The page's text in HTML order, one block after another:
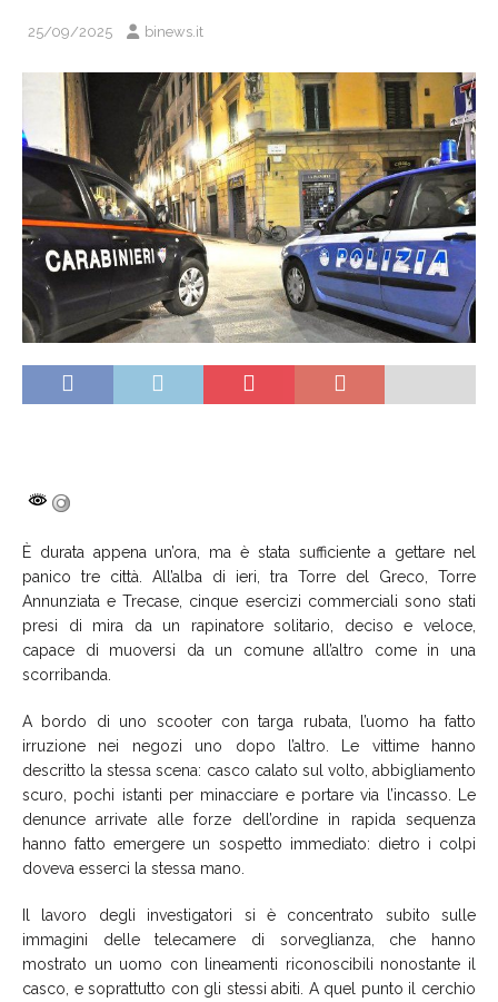
25/09/2025 binews.it
È durata appena un’ora, ma è stata sufficiente a gettare nel
panico tre città. All’alba di ieri, tra Torre del Greco, Torre
Annunziata e Trecase, cinque esercizi commerciali sono stati
presi di mira da un rapinatore solitario, deciso e veloce,
capace di muoversi da un comune all’altro come in una
scorribanda.
A bordo di uno scooter con targa rubata, l’uomo ha fatto
irruzione nei negozi uno dopo l’altro. Le vittime hanno
descritto la stessa scena: casco calato sul volto, abbigliamento
scuro, pochi istanti per minacciare e portare via l’incasso. Le
denunce arrivate alle forze dell’ordine in rapida sequenza
hanno fatto emergere un sospetto immediato: dietro i colpi
doveva esserci la stessa mano.
Il lavoro degli investigatori si è concentrato subito sulle
immagini delle telecamere di sorveglianza, che hanno
mostrato un uomo con lineamenti riconoscibili nonostante il
casco, e soprattutto con gli stessi abiti. A quel punto il cerchio